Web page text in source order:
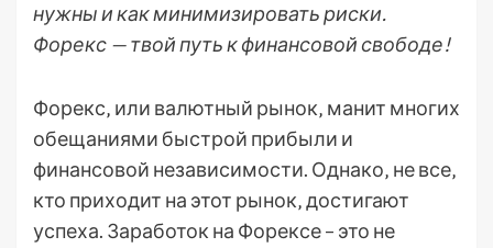
нужны и как минимизировать риски.
Форекс — твой путь к финансовой свободе!
Форекс‚ или валютный рынок‚ манит многих
обещаниями быстрой прибыли и
финансовой независимости. Однако‚ не все‚
кто приходит на этот рынок‚ достигают
успеха. Заработок на Форексе – это не